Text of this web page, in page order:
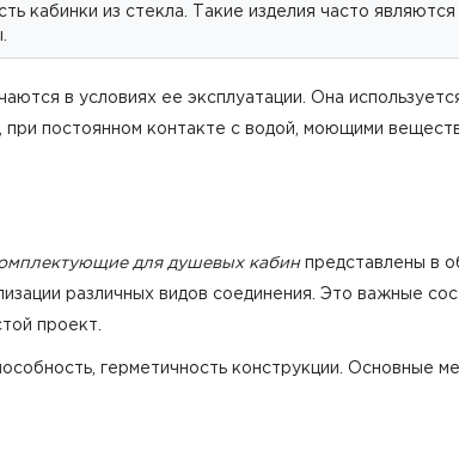
кабинки из стекла. Такие изделия часто
в условиях ее эксплуатации. Она
постоянном контакте с водой, моющими
для душевых кабинпредставлены в
различных видов соединения. Это важные
проект.
герметичность конструкции. Основные